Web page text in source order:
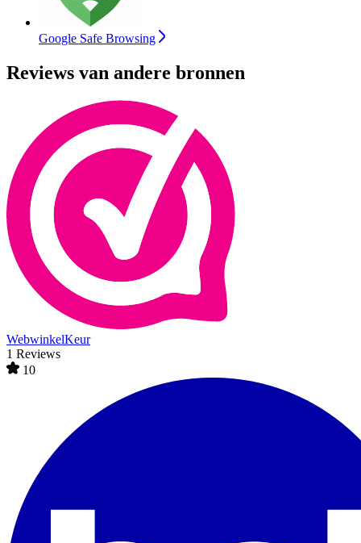
Google Safe Browsing
Reviews van andere bronnen
WebwinkelKeur
1 Reviews
10